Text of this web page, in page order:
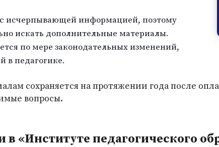
исчерпывающей информацией, поэтому
искать дополнительные материалы.
по мере законодательных изменений,
в педагогике.
сохраняется на протяжении года после
вопросы.
«Институте педагогического